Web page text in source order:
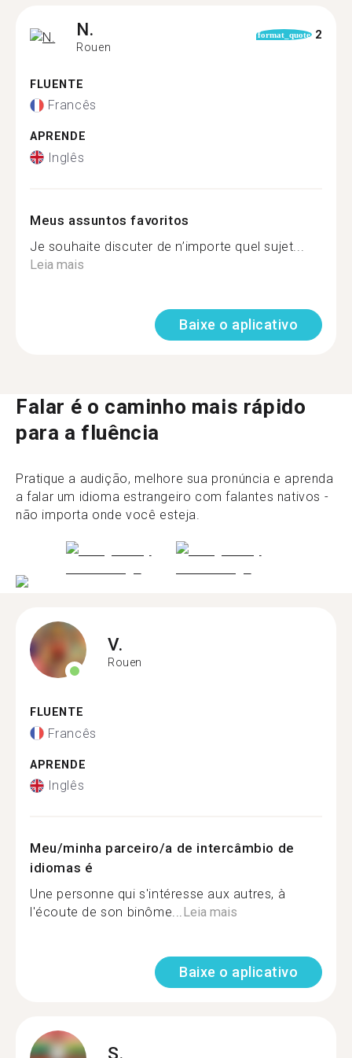
N.
Rouen
format_quote 2
FLUENTE
Francês
APRENDE
Inglês
Meus assuntos favoritos
Je souhaite discuter de n’importe quel sujet...
Leia mais
Baixe o aplicativo
Falar é o caminho mais rápido
para a fluência
Pratique a audição, melhore sua pronúncia e aprenda
a falar um idioma estrangeiro com falantes nativos -
não importa onde você esteja.
V.
Rouen
FLUENTE
Francês
APRENDE
Inglês
Meu/minha parceiro/a de intercâmbio de
idiomas é
Une personne qui s'intéresse aux autres, à
l'écoute de son binôme...Leia mais
Baixe o aplicativo
S.